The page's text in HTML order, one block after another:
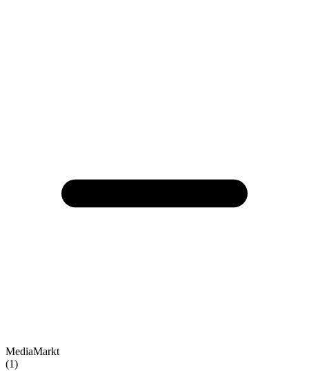
MediaMarkt
(1)